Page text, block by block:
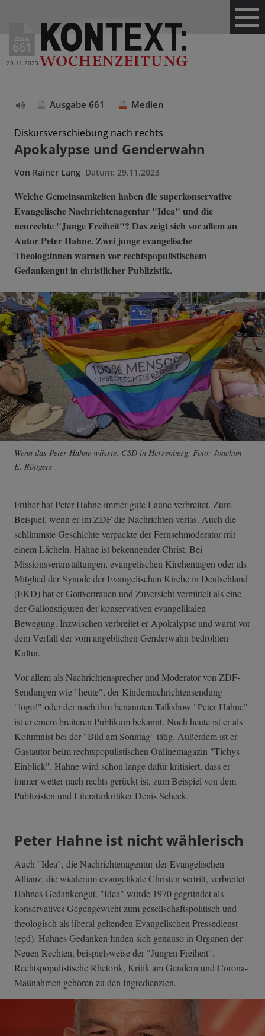
Ausg.
661
29.11.2023
vorlesen
Ausgabe 661 Medien
Diskursverschiebung nach rechts
Apokalypse und Genderwahn
Von Rainer Lang Datum: 29.11.2023
Welche Gemeinsamkeiten haben die superkonservative
Evangelische Nachrichtenagentur "Idea" und die
neurechte "Junge Freiheit"? Das zeigt sich vor allem an
Autor Peter Hahne. Zwei junge evangelische
Theolog:innen warnen vor rechtspopulistischem
Gedankengut in christlicher Publizistik.
Wenn das Peter Hahne wüsste. CSD in Herrenberg. Foto: Joachim
E. Röttgers
Früher hat Peter Hahne immer gute Laune verbreitet. Zum
Beispiel, wenn er im ZDF die Nachrichten verlas. Auch die
schlimmste Geschichte verpackte der Fernsehmoderator mit
einem Lächeln. Hahne ist bekennender Christ. Bei
Missionsveranstaltungen, evangelischen Kirchentagen oder als
Mitglied der Synode der Evangelischen Kirche in Deutschland
(EKD) hat er Gottvertrauen und Zuversicht vermittelt als eine
der Galionsfiguren der konservativen evangelikalen
Bewegung. Inzwischen verbreitet er Apokalypse und warnt vor
dem Verfall der vom angeblichen Genderwahn bedrohten
Kultur.
Vor allem als Nachrichtensprecher und Moderator von ZDF-
Sendungen wie "heute", der Kindernachrichtensendung
"logo!" oder der nach ihm benannten Talkshow "Peter Hahne"
ist er einem breiteren Publikum bekannt. Noch heute ist er als
Kolumnist bei der "Bild am Sonntag" tätig. Außerdem ist er
Gastautor beim rechtspopulistischen Onlinemagazin "Tichys
Einblick". Hahne wird schon lange dafür kritisiert, dass er
immer weiter nach rechts gerückt ist, zum Beispiel von dem
Publizisten und Literaturkritiker Denis Scheck.
Peter Hahne ist nicht wählerisch
Auch "Idea", die Nachrichtenagentur der Evangelischen
Allianz, die wiederum evangelikale Christen vertritt, verbreitet
Hahnes Gedankengut. "Idea" wurde 1970 gegründet als
konservatives Gegengewicht zum gesellschaftspolitisch und
theologisch als liberal geltenden Evangelischen Pressedienst
(epd). Hahnes Gedanken finden sich genauso in Organen der
Neuen Rechten, beispielsweise der "Jungen Freiheit".
Rechtspopulistische Rhetorik, Kritik am Gendern und Corona-
Maßnahmen gehören zu den Ingredienzien.